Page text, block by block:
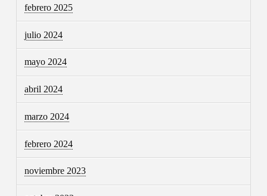
febrero 2025
julio 2024
mayo 2024
abril 2024
marzo 2024
febrero 2024
noviembre 2023